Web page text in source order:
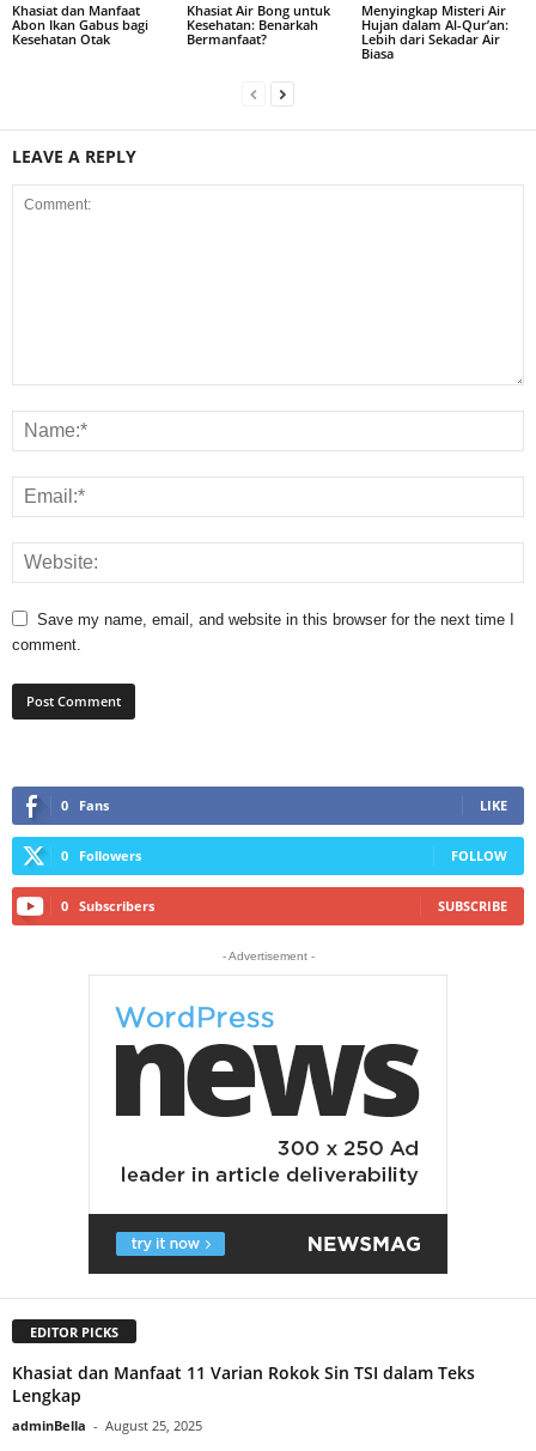
Khasiat dan Manfaat
Abon Ikan Gabus bagi
Kesehatan Otak
Khasiat Air Bong untuk
Kesehatan: Benarkah
Bermanfaat?
Menyingkap Misteri Air
Hujan dalam Al-Qur’an:
Lebih dari Sekadar Air
Biasa
LEAVE A REPLY
Save my name, email, and website in this browser for the next time I
comment.
0 Fans LIKE
0 Followers FOLLOW
0 Subscribers SUBSCRIBE
- Advertisement -
EDITOR PICKS
Khasiat dan Manfaat 11 Varian Rokok Sin TSI dalam Teks
Lengkap
adminBella - August 25, 2025